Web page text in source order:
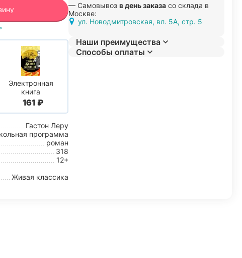
Электронная
книга
‍161‍ ₽
Гастон Леру
программа
роман
318
12+
Живая классика
— Самовывоз в день заказа со склада в
Москве:
ул. Новодмитровская, вл. 5А, стр. 5
Наши преимущества
Способы оплаты